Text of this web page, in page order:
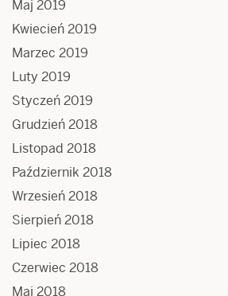
Maj 2019
Kwiecień 2019
Marzec 2019
Luty 2019
Styczeń 2019
Grudzień 2018
Listopad 2018
Październik 2018
Wrzesień 2018
Sierpień 2018
Lipiec 2018
Czerwiec 2018
Maj 2018